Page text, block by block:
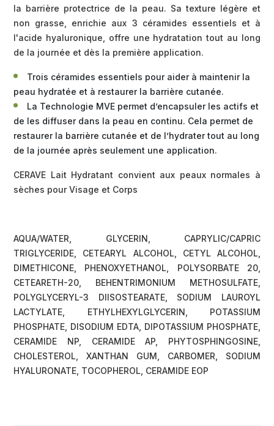
la barrière protectrice de la peau. Sa texture légère et
non grasse, enrichie aux 3 céramides essentiels et à
l'acide hyaluronique, offre une hydratation tout au long
de la journée et dès la première application.
Trois céramides essentiels pour aider à maintenir la
peau hydratée et à restaurer la barrière cutanée.
La Technologie MVE permet d’encapsuler les actifs et
de les diffuser dans la peau en continu. Cela permet de
restaurer la barrière cutanée et de l’hydrater tout au long
de la journée après seulement une application.
CERAVE Lait Hydratant convient aux peaux normales à
sèches pour Visage et Corps
AQUA/WATER, GLYCERIN, CAPRYLIC/CAPRIC
TRIGLYCERIDE, CETEARYL ALCOHOL, CETYL ALCOHOL,
DIMETHICONE, PHENOXYETHANOL, POLYSORBATE 20,
CETEARETH-20, BEHENTRIMONIUM METHOSULFATE,
POLYGLYCERYL-3 DIISOSTEARATE, SODIUM LAUROYL
LACTYLATE, ETHYLHEXYLGLYCERIN, POTASSIUM
PHOSPHATE, DISODIUM EDTA, DIPOTASSIUM PHOSPHATE,
CERAMIDE NP, CERAMIDE AP, PHYTOSPHINGOSINE,
CHOLESTEROL, XANTHAN GUM, CARBOMER, SODIUM
HYALURONATE, TOCOPHEROL, CERAMIDE EOP